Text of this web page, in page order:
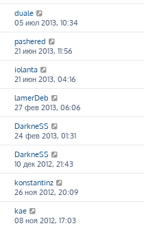
duale
05 июл 2013, 10:34
pashered
21 июн 2013, 11:56
iolanta
21 июн 2013, 04:16
lamerDeb
27 фев 2013, 06:06
DarkneSS
24 фев 2013, 01:31
DarkneSS
10 дек 2012, 21:43
konstantinz
26 ноя 2012, 20:09
kae
08 ноя 2012, 17:03